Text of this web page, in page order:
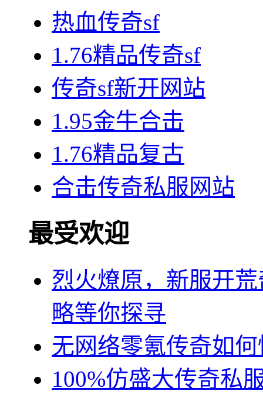
热血传奇sf
1.76精品传奇sf
传奇sf新开网站
1.95金牛合击
1.76精品复古
合击传奇私服网站
最受欢迎
烈火燎原，新服开
略等你探寻
无网络零氪传奇如
100%仿盛大传奇